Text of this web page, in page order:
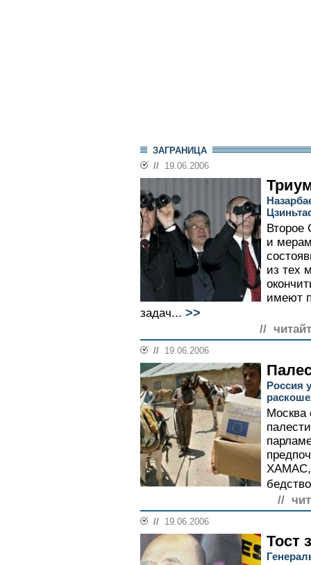
ЗАГРАНИЦА
// 19.06.2006
и
из тех
имеют
задач... >>
//
// 19.06.2006
Россия
Москва
ХАМАС,
//
// 19.06.2006
Тост